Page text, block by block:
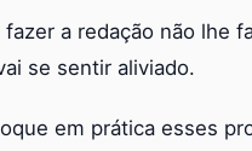
a redação não lhe
se sentir aliviado.
em prática esses